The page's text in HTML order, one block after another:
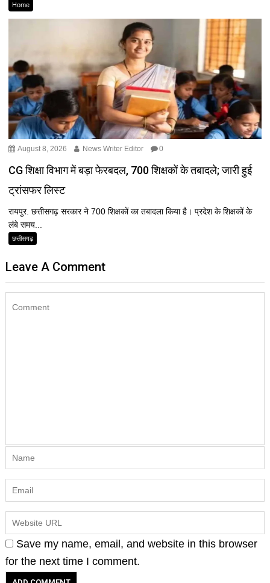
Home
August 8, 2026 News Writer Editor 0
CG शिक्षा विभाग में बड़ा फेरबदल, 700 शिक्षकों के तबादले; जारी हुई
ट्रांसफर लिस्ट
रायपुर. छत्तीसगढ़ सरकार ने 700 शिक्षकों का तबादला किया है। प्रदेश के शिक्षकों के
लंबे समय...
छत्तीसगढ़
Leave A Comment
Save my name, email, and website in this browser
for the next time I comment.